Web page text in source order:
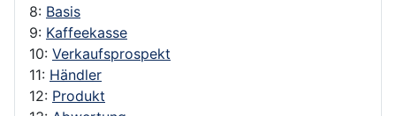
8: Basis
9: Kaffeekasse
10: Verkaufsprospekt
11: Händler
12: Produkt